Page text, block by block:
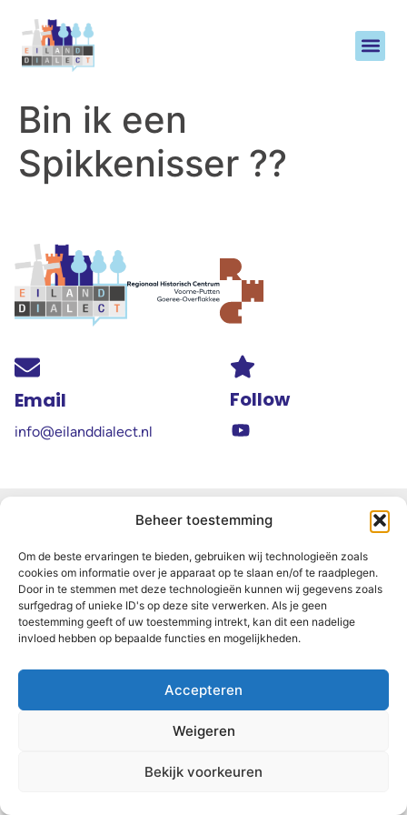
Beheer toestemming
Om de beste ervaringen te bieden, gebruiken wij technologieën zoals
cookies om informatie over je apparaat op te slaan en/of te raadplegen.
Door in te stemmen met deze technologieën kunnen wij gegevens zoals
surfgedrag of unieke ID's op deze site verwerken. Als je geen
toestemming geeft of uw toestemming intrekt, kan dit een nadelige
invloed hebben op bepaalde functies en mogelijkheden.
Accepteren
Weigeren
Bekijk voorkeuren
Bin ik een
Spikkenisser ??
Email
info@eilanddialect.nl
Follow